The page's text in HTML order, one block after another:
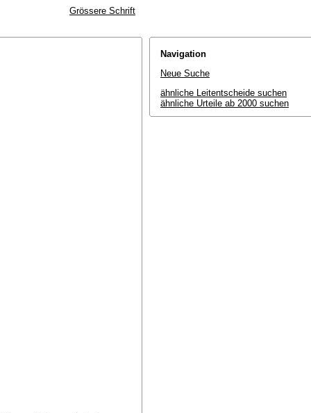
Grössere Schrift
Navigation
Neue Suche
ähnliche Leitentscheide suchen
ähnliche Urteile ab 2000 suchen